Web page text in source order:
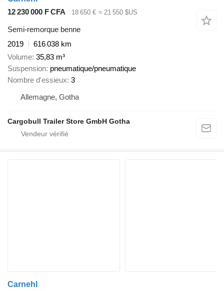
12 230 000 F CFA
18 650 € ≈ 21 550 $US
Semi-remorque benne
2019
616 038 km
Volume 35,83 m³
Suspension pneumatique/pneumatique
Nombre d'essieux 3
Allemagne, Gotha
Cargobull Trailer Store GmbH Gotha
Carnehl